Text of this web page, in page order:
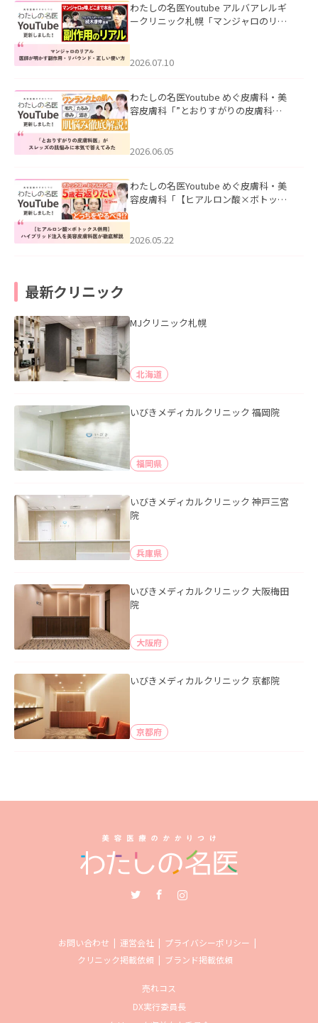
わたしの名医Youtube アルバアレルギ
ークリニック札幌「マンジャロのリア
た。
2026.07.10
わたしの名医Youtube めぐ皮膚科・美
容皮膚科「”とおりすがりの皮膚科
2026.06.05
わたしの名医Youtube めぐ皮膚科・美
容皮膚科「【ヒアルロン酸×ボトック
た。
2026.05.22
最新クリニック
MJクリニック札幌
北海道
いびきメディカルクリニック 福岡院
福岡県
いびきメディカルクリニック 神戸三宮
院
兵庫県
いびきメディカルクリニック 大阪梅田
院
大阪府
いびきメディカルクリニック 京都院
京都府
お問い合わせ 運営会社
プライバシーポリシー
クリニック掲載依頼
ブランド掲載依頼
売れコス
DX実行委員長